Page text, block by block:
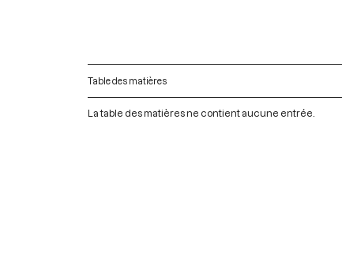
Table des matières
La table des matières ne contient aucune entrée.